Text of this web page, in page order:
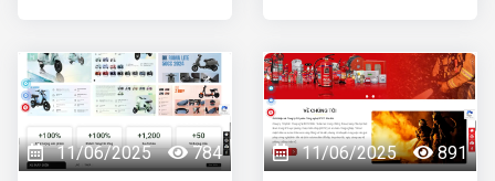
11/06/2025 784 11/06/2025 891